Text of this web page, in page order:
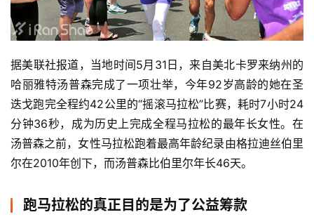
据美联社报道，当地时间5月31日，来自美北卡罗来纳州的
哈丽雅特汤普森完成了一项壮举，今年92岁高龄的她在圣
迭戈跑完全程约42公里的“摇滚马拉松”比赛，耗时7小时24
分钟36秒，成为历史上完成全程马拉松的最年长女性。在
汤普森之前，女性马拉松跑着最高年龄纪录由格拉迪丝伯里
尔在2010年创下，而汤普森比伯里尔年长46天。
跑马拉松的真正目的是为了公益筹款